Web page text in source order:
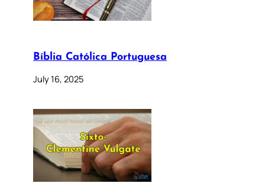
Bíblia Católica Portuguesa
July 16, 2025